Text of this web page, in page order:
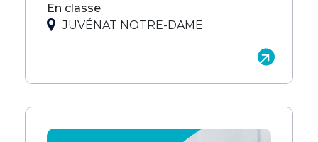
En classe
JUVÉNAT NOTRE-DAME